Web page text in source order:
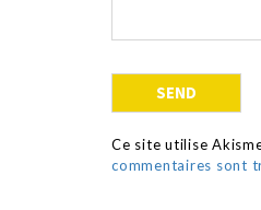
Ce site utilise
commentaires sont